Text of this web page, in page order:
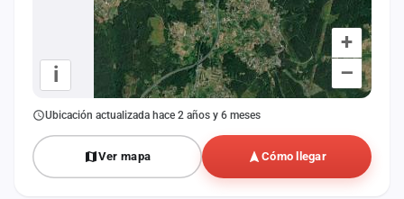
+
–
i
Ubicación actualizada hace 2 años y 6 meses
Ver mapa Cómo llegar